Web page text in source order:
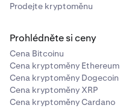
Prodejte kryptoměnu
Prohlédněte si ceny
Cena Bitcoinu
Cena kryptoměny Ethereum
Cena kryptoměny Dogecoin
Cena kryptoměny XRP
Cena kryptoměny Cardano